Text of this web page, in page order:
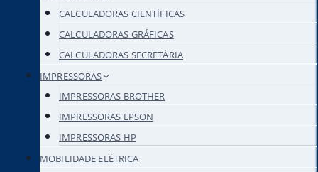
CALCULADORAS CIENTÍFICAS
CALCULADORAS GRÁFICAS
CALCULADORAS SECRETÁRIA
IMPRESSORAS
IMPRESSORAS BROTHER
IMPRESSORAS EPSON
IMPRESSORAS HP
MOBILIDADE ELÉTRICA